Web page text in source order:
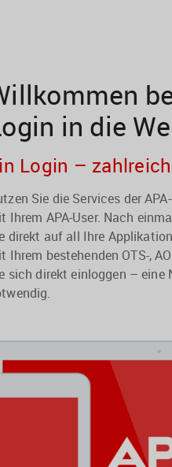
in die
Login –
Sie die Services der
Ihrem APA-User. Nach
direkt auf all Ihre
Ihrem bestehenden OTS-,
sich direkt einloggen –